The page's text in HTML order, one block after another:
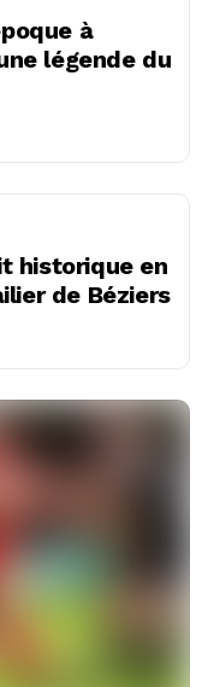
à
légende du
historique en
de Béziers